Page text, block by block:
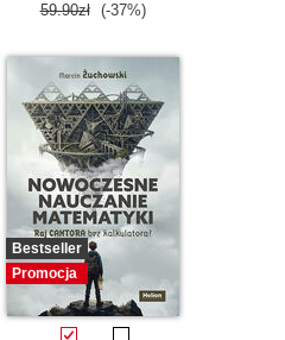
59.90zł (-37%)
Bestseller
Promocja